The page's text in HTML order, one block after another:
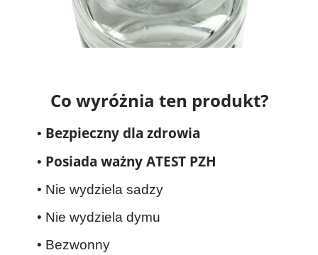
Co wyróżnia ten produkt?
• Bezpieczny dla zdrowia
• Posiada ważny ATEST PZH
• Nie wydziela sadzy
• Nie wydziela dymu
• Bezwonny